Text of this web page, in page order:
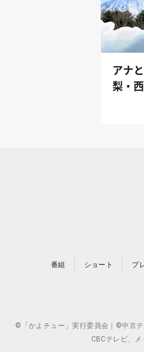
アナ
梨・
番組 ショート プ
©「かよチュー」実行委員会｜©中京
CBCテレビ、